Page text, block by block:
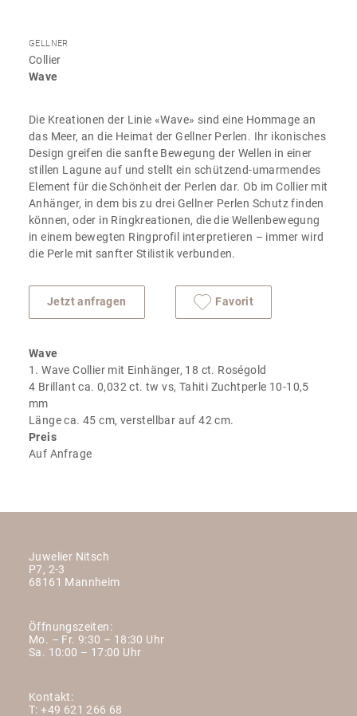
GELLNER
Collier
Wave
Die Kreationen der Linie «Wave» sind eine Hommage an
das Meer, an die Heimat der Gellner Perlen. Ihr ikonisches
Design greifen die sanfte Bewegung der Wellen in einer
stillen Lagune auf und stellt ein schützend-umarmendes
Element für die Schönheit der Perlen dar. Ob im Collier mit
Anhänger, in dem bis zu drei Gellner Perlen Schutz finden
können, oder in Ringkreationen, die die Wellenbewegung
in einem bewegten Ringprofil interpretieren – immer wird
die Perle mit sanfter Stilistik verbunden.
Jetzt anfragen Favorit
Wave
1. Wave Collier mit Einhänger, 18 ct. Roségold
4 Brillant ca. 0,032 ct. tw vs, Tahiti Zuchtperle 10-10,5
mm
Länge ca. 45 cm, verstellbar auf 42 cm.
Preis
Auf Anfrage
Juwelier Nitsch
P7, 2-3
68161 Mannheim
Öffnungszeiten:
Mo. – Fr. 9:30 – 18:30 Uhr
Sa. 10:00 – 17:00 Uhr
Kontakt:
T:+49 621 266 68